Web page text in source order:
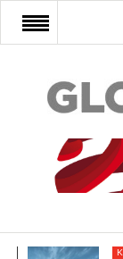
FŐOLDAL
AFRIKA